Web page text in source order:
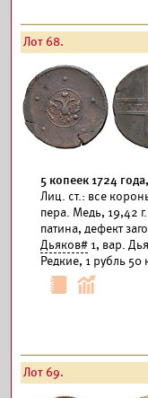
Лот 68.
5 копеек 1724 года,
Лиц. ст.: все
пера. Медь, 19,42
патина, дефект
Дьяков# 1, вар.
Редкие, 1 рубль 50
Лот 69.